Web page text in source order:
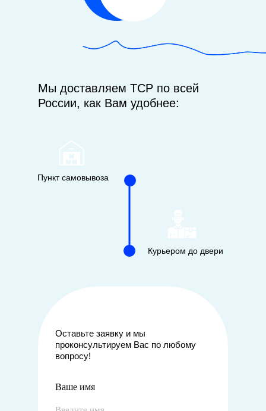
Оставьте заявку и мы
проконсультируем Вас по любому
вопросу!
Ваше имя
Мы доставляем ТСР по всей
России, как Вам удобнее:
Пункт самовывоза
Курьером до двери